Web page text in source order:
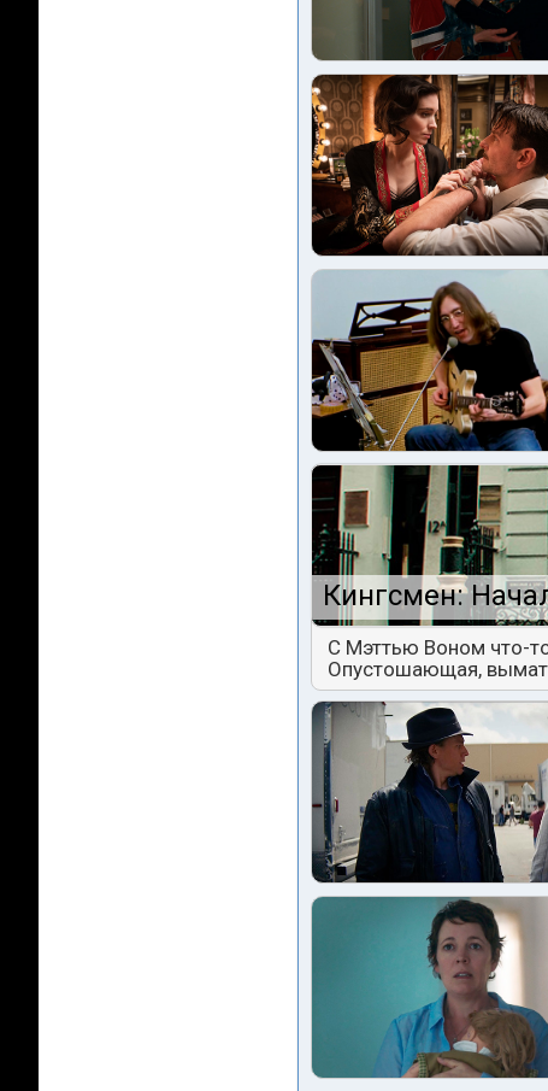
Кингсмен:
С Мэттью Воном что-
Опустошающая,